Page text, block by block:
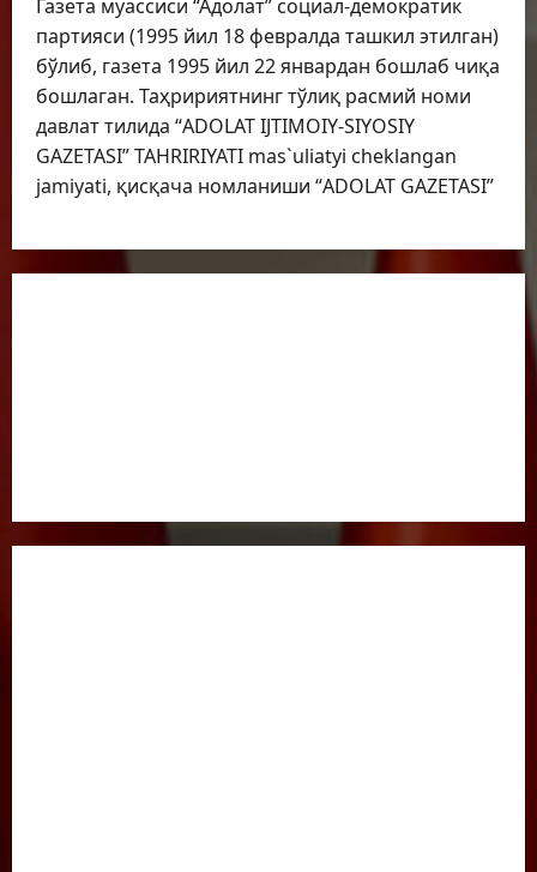
Газета муассиси “Адолат” социал-демократик
партияси (1995 йил 18 февралда ташкил этилган)
бўлиб, газета 1995 йил 22 январдан бошлаб чиқа
бошлаган. Таҳририятнинг тўлиқ расмий номи
давлат тилида “ADOLAT IJTIMOIY-SIYOSIY
GAZETASI” TAHRIRIYATI mas`uliatyi cheklangan
jamiyati, қисқача номланиши “ADOLAT GAZETASI”